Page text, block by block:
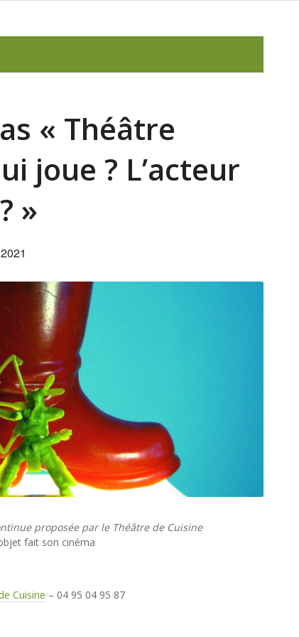
« Théâtre
joue ? L’acteur
»
proposée par le Théâtre de Cuisine
fait son cinéma
Cuisine – 04 95 04 95 87